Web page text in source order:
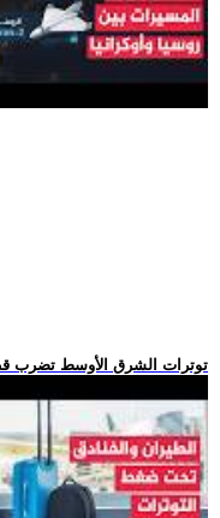
.. توترات الشرق الأوسط تضرب